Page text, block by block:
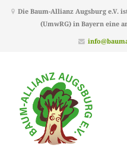
Die Baum-Allianz Augsburg e.V.
(UmwRG) in Bayern eine